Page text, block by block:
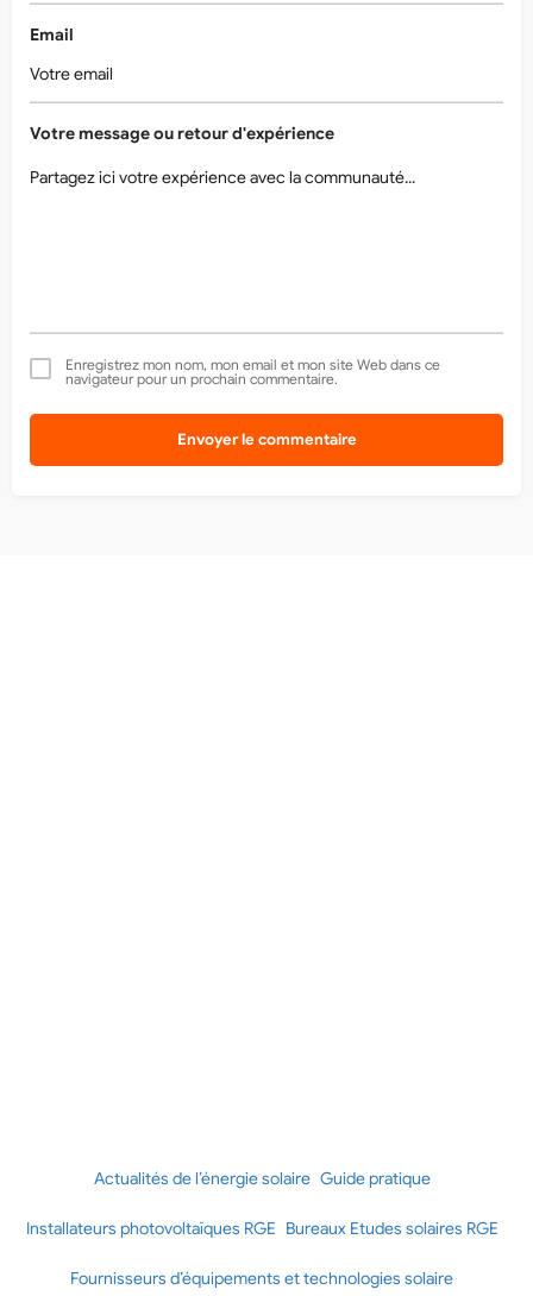
Email
Votre message ou retour d'expérience
Enregistrez mon nom, mon email et mon site Web dans ce
navigateur pour un prochain commentaire.
Envoyer le commentaire
Actualités de l’énergie solaire Guide pratique
Installateurs photovoltaïques RGE Bureaux Etudes solaires RGE
Fournisseurs d’équipements et technologies solaire